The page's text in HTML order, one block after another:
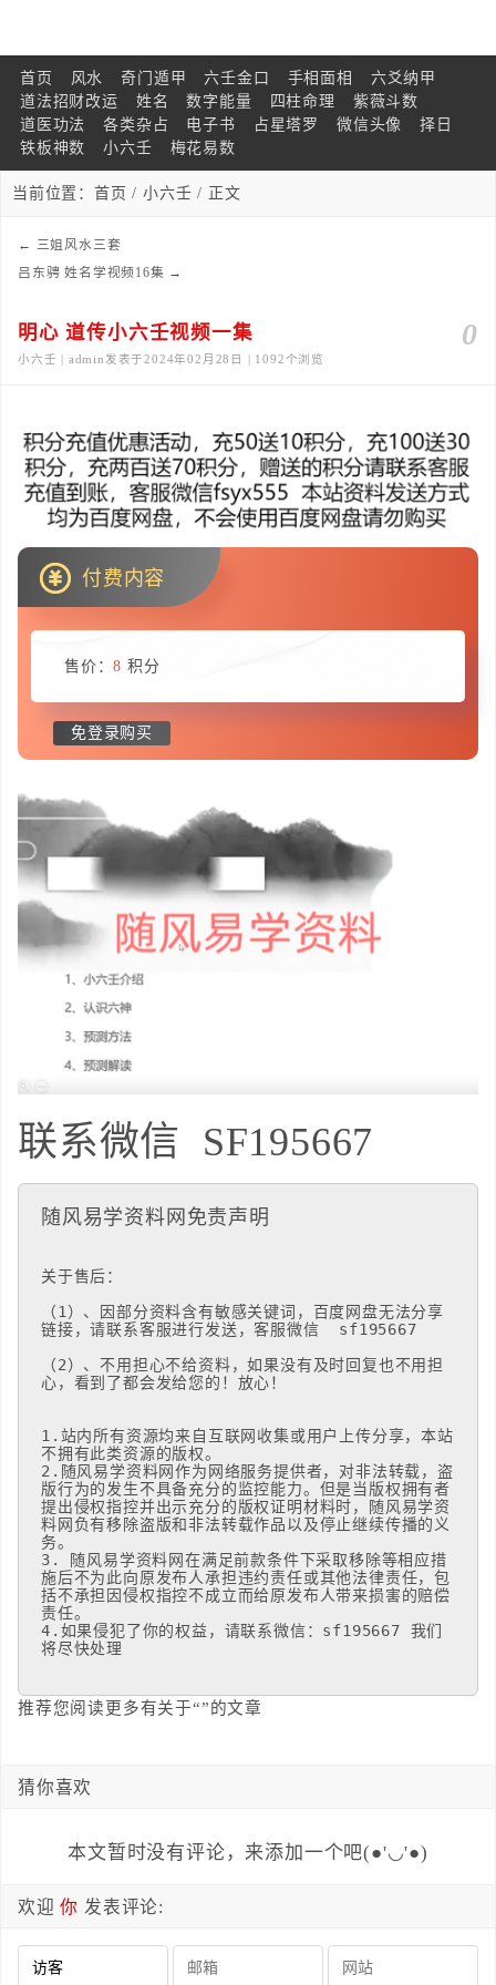
首页 风水 奇门遁甲 六壬金口 手相面相
六爻纳甲
道法招财改运
姓名 数字能量 四柱命理
紫薇斗数
道医功法
各类杂占 电子书 占星塔罗 微信头像
择日
铁板神数
小六壬 梅花易数
当前位置： 首页 /小六壬 / 正文
← 三姐风水三套
吕东骋 姓名学视频16集 →
0
明心 道传小六壬视频一集
小六壬 | admin发表于2024年02月28日 | 1092个浏览
付费内容
售价：8 积分
免登录购买
联系微信 SF195667
随风易学资料网免责声明
关于售后：
（1）、因部分资料含有敏感关键词，百度网盘无法分享
链接，请联系客服进行发送，客服微信  sf195667
（2）、不用担心不给资料，如果没有及时回复也不用担
心，看到了都会发给您的！放心！
1.站内所有资源均来自互联网收集或用户上传分享，本站
不拥有此类资源的版权。
2.随风易学资料网作为网络服务提供者，对非法转载，盗
版行为的发生不具备充分的监控能力。但是当版权拥有者
提出侵权指控并出示充分的版权证明材料时，随风易学资
料网负有移除盗版和非法转载作品以及停止继续传播的义
务。
3. 随风易学资料网在满足前款条件下采取移除等相应措
施后不为此向原发布人承担违约责任或其他法律责任，包
括不承担因侵权指控不成立而给原发布人带来损害的赔偿
责任。
4.如果侵犯了你的权益，请联系微信：sf195667 我们
将尽快处理
推荐您阅读更多有关于“”的文章
猜你喜欢
本文暂时没有评论，来添加一个吧(●'◡'●)
欢迎你 发表评论: